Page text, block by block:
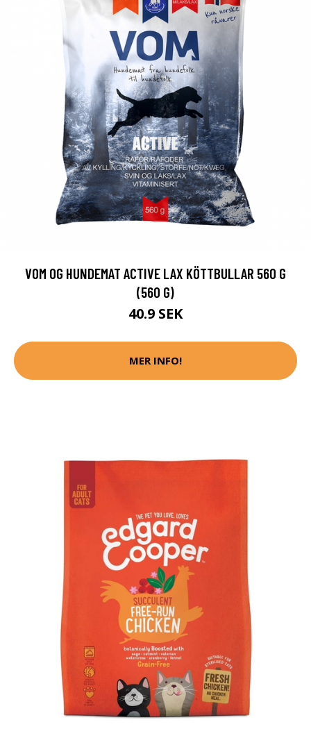
VOM OG HUNDEMAT ACTIVE LAX KÖTTBULLAR 560 G
(560 G)
40.9 SEK
MER INFO!